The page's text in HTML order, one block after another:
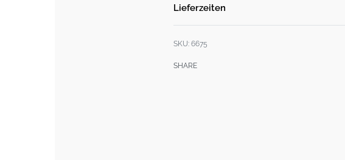
Lieferzeiten
SKU: 6675
SHARE